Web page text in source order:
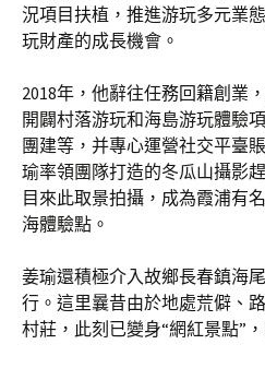
況項目扶植，推進游玩多元業
玩財產的成長機會。
2018年，他辭往任務回籍創業
開闢村落游玩和海島游玩體驗
團建等，并專心運營社交平臺
瑜率領團隊打造的冬瓜山攝影
目來此取景拍攝，成為霞浦有
海體驗點。
姜瑜還積極介入故鄉長春鎮海
行。這里曩昔由於地處荒僻、
村莊，此刻已變身“網紅景點”